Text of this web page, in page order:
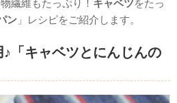
繊維もたっぷり！ キャベツをたっ
ン 」レシピをご紹介します。
「キャベツとにんじんの